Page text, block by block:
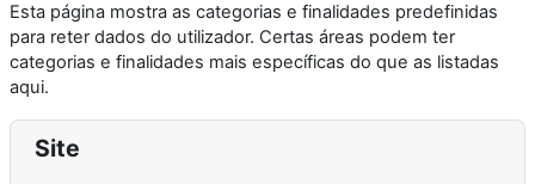
Esta página mostra as categorias e finalidades predefinidas
para reter dados do utilizador. Certas áreas podem ter
categorias e finalidades mais específicas do que as listadas
aqui.
Site